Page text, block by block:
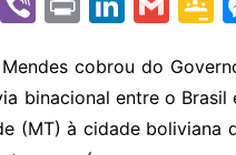
er t
k
e
ai
l
o
cobrou do
binacional entre o
(MT) à cidade boliviana